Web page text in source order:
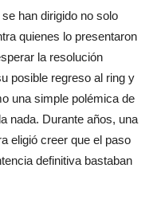
han dirigido no solo
quienes lo presentaron
la resolución
posible regreso al ring y
una simple polémica de
nada. Durante años, una
eligió creer que el paso
definitiva bastaban